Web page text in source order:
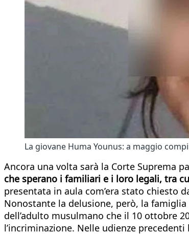
La giovane Huma Younus: a maggio
Ancora una volta sarà la Corte Suprema
che sperano i familiari e i loro legali, tra
presentata in aula com’era stato chiesto
Nonostante la delusione, però, la
dell’adulto musulmano che il 10 ottobre
l’incriminazione. Nelle udienze